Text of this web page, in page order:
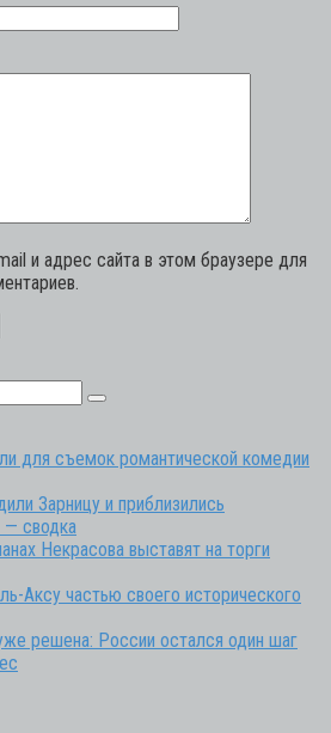
и адрес сайта в этом браузере для
для съемок романтической комедии
Зарницу и приблизились
— сводка
Некрасова выставят на торги
Аксу частью своего исторического
решена: России остался один шаг